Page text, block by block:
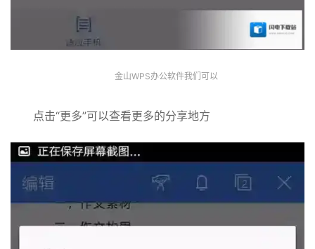
金山WPS办公软件我们可以
点击“更多”可以查看更多的分享地方